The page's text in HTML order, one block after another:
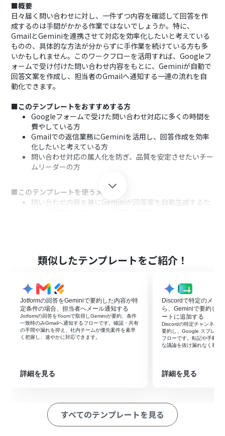
■概要
日々届く問い合わせに対し、一件ずつ内容を確認して回答を作
成するのは手間がかかる作業ではないでしょうか。特に、
GmailとGeminiを連携させて対応を効率化したいと考えている
ものの、具体的な方法が分からずに手作業を続けている方も多
いかもしれません。このワークフローを活用すれば、Googleフ
ォームで受け付けた問い合わせ内容をもとに、Geminiが自動で
回答文案を作成し、担当者のGmailへ通知する一連の流れを自
動化できます。
■このテンプレートをおすすめする方
Googleフォームで受けた問い合わせ対応に多くの時間を
費やしている方
Gmailでの返信業務にGeminiを活用し、回答作成を効率
化したいと考えている方
問い合わせ対応の属人化を防ぎ、品質を安定させたいチー
ムリーダーの方
■このテンプレートを使うメリット
問い合わせ内容を基にGeminiが回答案を自動生成するた
■フローボットの流れ
はじめに、Googleフォーム、Gemini、GmailをYoomと
次に、トリガーでGoogleフォームを選択し、「フォーム
に回答が送信されたら」というアクションを設定して、対
象のフォームを指定します
続いて、オペレーションでGeminiを選択し、「コンテン
ツを生成」アクションを設定します。ここで、トリガーで
取得した問い合わせ内容を基に回答案を作成するようプ
ションを設定し、Geminiが生成した回答案を担当者宛に
通知します
ペレーション」：トリガー起動後、フロー内で処理を行うアク
類似したテンプレートをご紹介！
Jotformの回答をGeminiで要約した内容が特
定条件の場合、担当者へメール通知する
Jotformの回答をYoomで取得しGeminiが要約、条件
一致時のみGmailへ通知するフローです。確認・共有
の手間や漏れを抑え、社内チームが優先案件を素早
く把握し、速やかに対応できます。
詳細を見る
Discordで特定のメッ
ら、Geminiで要約し
ートに追加する
Discordの特定チャンネル
要約し、Google スプレッ
フローです。転記や手動整
な議論を抜け漏れなく蓄積
詳細を見る
すべてのテンプレートを見る